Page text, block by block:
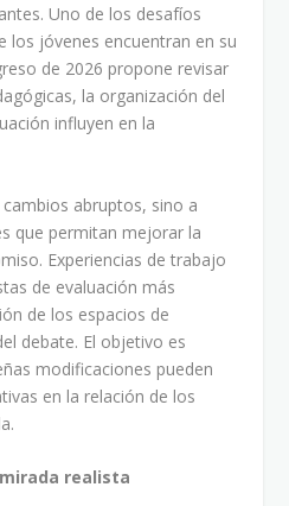
Uno de los desafíos
los jóvenes encuentran en su
de 2026 propone revisar
la organización del
influyen en la
abruptos, sino a
que permitan mejorar la
Experiencias de trabajo
de evaluación más
de los espacios de
debate. El objetivo es
modificaciones pueden
en la relación de los
realista